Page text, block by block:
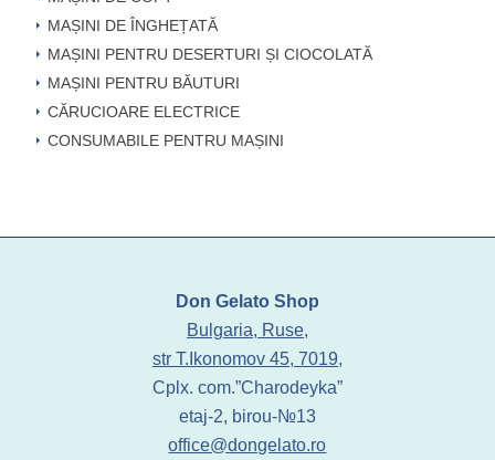
MAȘINI DE ÎNGHEȚATĂ
MAȘINI PENTRU DESERTURI ȘI CIOCOLATĂ
MAȘINI PENTRU BĂUTURI
CĂRUCIOARE ELECTRICE
CONSUMABILE PENTRU MAȘINI
Don Gelato Shop
Bulgaria, Ruse,
str T.Ikonomov 45, 7019,
Cplx. com.”Charodeyka”
etaj-2, birou-№13
office@dongelato.ro